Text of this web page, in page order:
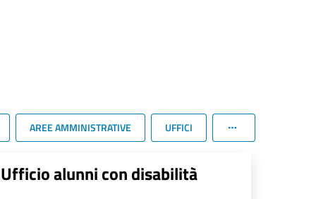
AREE AMMINISTRATIVE UFFICI
Ufficio alunni con disabilità